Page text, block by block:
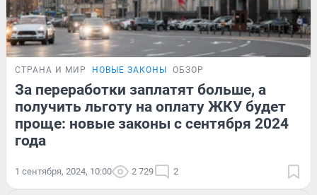
СТРАНА И МИР НОВЫЕ ЗАКОНЫ ОБЗОР
За переработки заплатят больше, а
получить льготу на оплату ЖКУ будет
проще: новые законы с сентября 2024
года
1 сентября, 2024, 10:00 2 729 2